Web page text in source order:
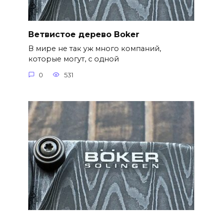
Ветвистое дерево Boker
В мире не так уж много компаний,
которые могут, с одной
0 531